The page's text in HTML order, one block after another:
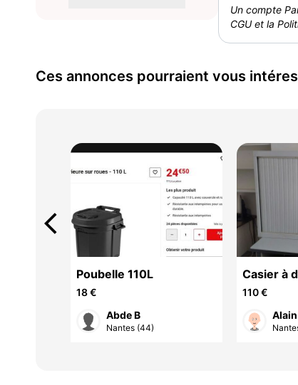
Un compte
CGU et la
Ces annonces pourraient vous
Poubelle 110L
18 €
Abde B
Nantes (44)
Casier à
110 €
arrow_back_ios